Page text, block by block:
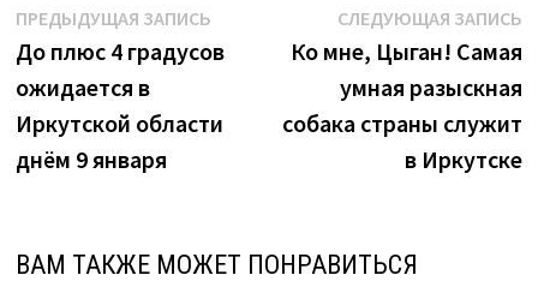
Навигация
по
записям
ПРЕДЫДУЩАЯ ЗАПИСЬПредыдущая
запись:
До плюс 4 градусов
ожидается в
Иркутской области
днём 9 января
СЛЕДУЮЩАЯ ЗАПИСЬ
Ко мне, Цыган! Самая
умная разыскная
собака страны служит
в Иркутске
ВАМ ТАКЖЕ МОЖЕТ ПОНРАВИТЬСЯ